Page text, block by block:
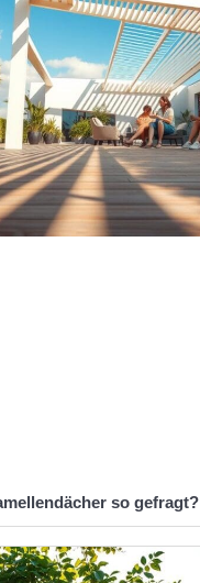
so gefragt?